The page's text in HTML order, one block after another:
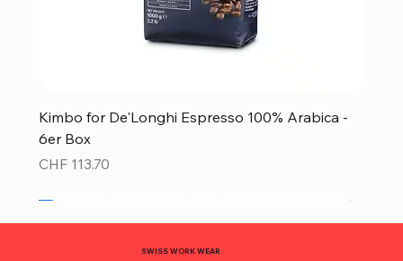
Kimbo for De'Longhi Espresso 100% Arabica -
6er Box
Preis
CHF 113.70
SWISS WORK WEAR